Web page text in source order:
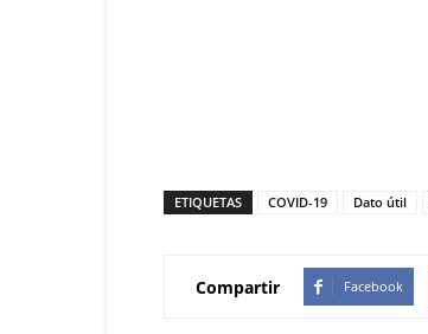
ETIQUETAS COVID-19 Dato útil
Compartir Facebook